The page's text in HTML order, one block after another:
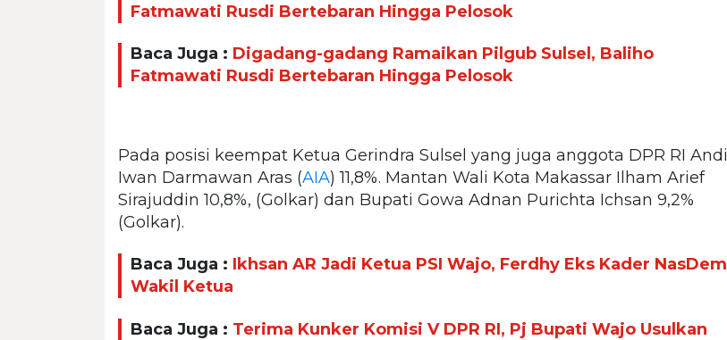
Fatmawati Rusdi Bertebaran Hingga Pelosok
Baca Juga : Digadang-gadang Ramaikan Pilgub Sulsel, Baliho
Fatmawati Rusdi Bertebaran Hingga Pelosok
Pada posisi keempat Ketua Gerindra Sulsel yang juga anggota DPR RI Andi
Iwan Darmawan Aras (AIA) 11,8%. Mantan Wali Kota Makassar Ilham Arief
Sirajuddin 10,8%, (Golkar) dan Bupati Gowa Adnan Purichta Ichsan 9,2%
(Golkar).
Baca Juga : Ikhsan AR Jadi Ketua PSI Wajo, Ferdhy Eks Kader NasDem
Wakil Ketua
Baca Juga : Terima Kunker Komisi V DPR RI, Pj Bupati Wajo Usulkan